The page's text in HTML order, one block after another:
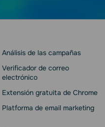
Análisis de las campañas
Verificador de correo
electrónico
Extensión gratuita de Chrome
Platforma de email marketing